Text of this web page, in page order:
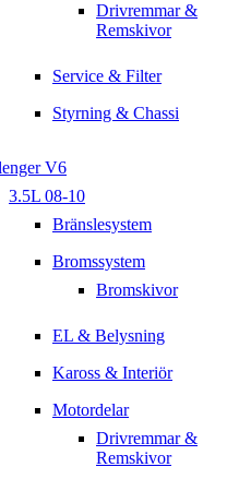
Drivremmar &
Remskivor
Service & Filter
Styrning & Chassi
V6
3.5L 08-10
Bränslesystem
Bromssystem
Bromskivor
EL & Belysning
Kaross & Interiör
Motordelar
Drivremmar &
Remskivor